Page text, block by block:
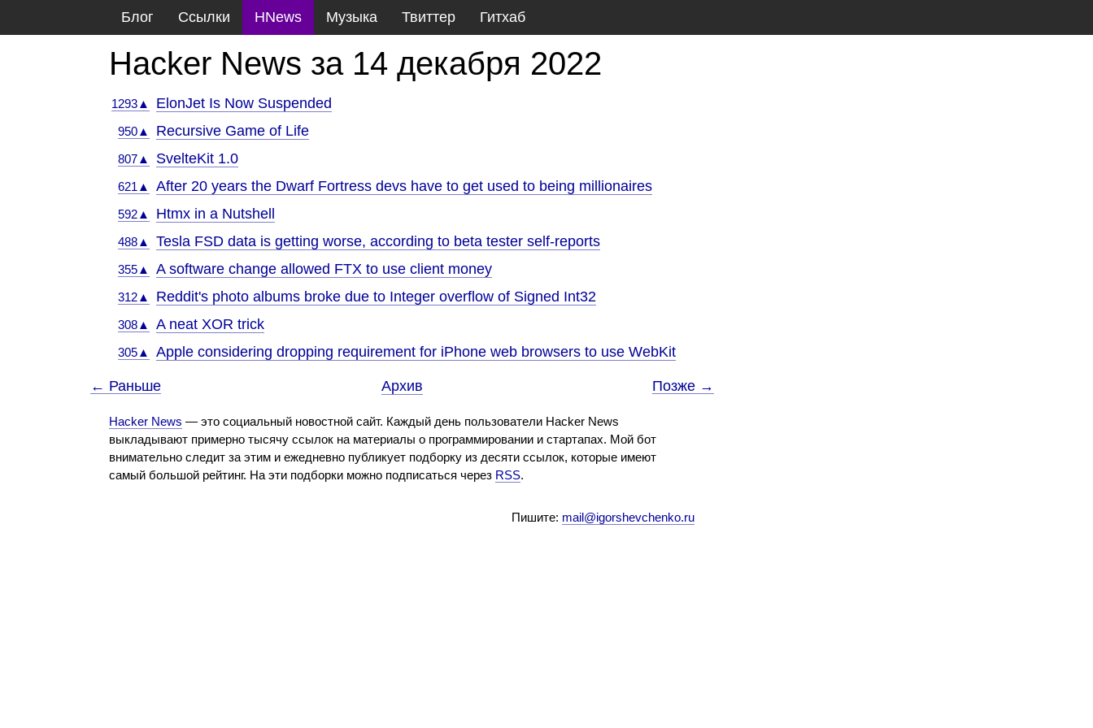
Блог Ссылки HNews Музыка Твиттер Гитхаб
Hacker News за 14 декабря 2022
1293▲ ElonJet Is Now Suspended
950▲ Recursive Game of Life
807▲ SvelteKit 1.0
621▲ After 20 years the Dwarf Fortress devs have to get used to being millionaires
592▲ Htmx in a Nutshell
488▲ Tesla FSD data is getting worse, according to beta tester self-reports
355▲ A software change allowed FTX to use client money
312▲ Reddit's photo albums broke due to Integer overflow of Signed Int32
308▲ A neat XOR trick
305▲ Apple considering dropping requirement for iPhone web browsers to use WebKit
← Раньше Архив Позже →
Hacker News — это социальный новостной сайт. Каждый день пользователи Hacker News
выкладывают примерно тысячу ссылок на материалы о программировании и стартапах. Мой бот
внимательно следит за этим и ежедневно публикует подборку из десяти ссылок, которые имеют
самый большой рейтинг. На эти подборки можно подписаться через RSS.
Пишите: mail@igorshevchenko.ru